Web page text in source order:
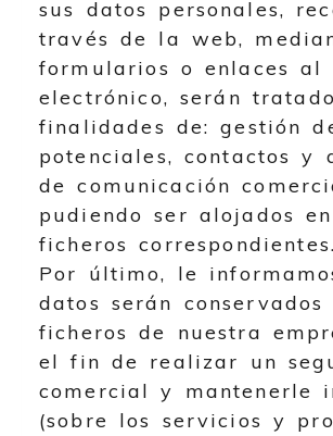
sus datos personales,
través de la web,
formularios o enlaces al
electrónico, serán
finalidades de: gestión
potenciales, contactos y
de comunicación
pudiendo ser alojados
ficheros correspondientes.
Por último, le
datos serán conservados
ficheros de nuestra
el fin de realizar un
comercial y mantenerle
(sobre los servicios y